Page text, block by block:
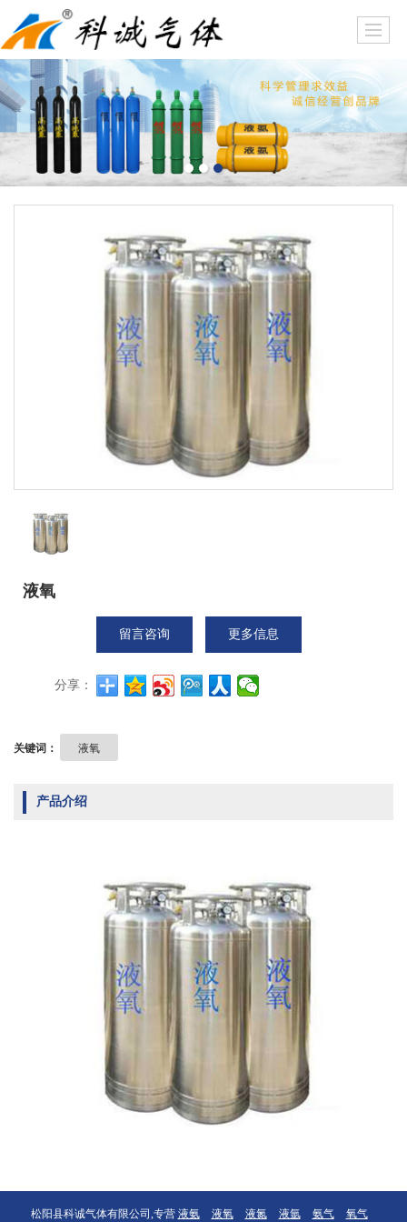
液氧
留言咨询 更多信息
分享：
关键词： 液氧
产品介绍
松阳县科诚气体有限公司,专营 液氨 液氧 液氮 液氩 氨气 氧气